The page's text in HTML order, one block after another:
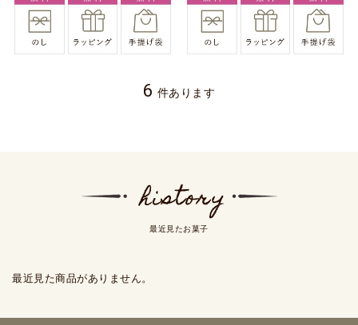
6 件あります
最近見たお菓子
最近見た商品がありません。